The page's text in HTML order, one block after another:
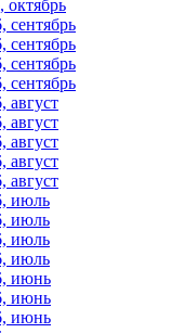
октябрь
сентябрь
сентябрь
сентябрь
сентябрь
август
август
август
август
август
июль
июль
июль
июль
июнь
июнь
июнь